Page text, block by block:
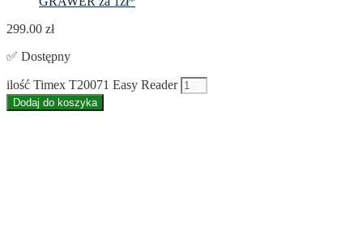
299.00 zł
✅ Dostępny
ilość Timex T20071 Easy Reader
Dodaj do koszyka